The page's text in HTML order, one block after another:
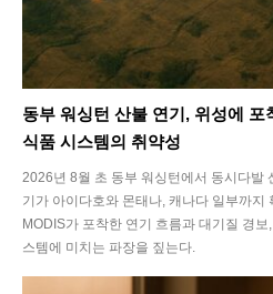
동부 워싱턴 산불 연기, 위성에
식품 시스템의 취약성
2026년 8월 초 동부 워싱턴에서 동시다발
기가 아이다호와 몬태나, 캐나다 일부까지
MODIS가 포착한 연기 흐름과 대기질 경
스템에 미치는 파장을 짚는다.